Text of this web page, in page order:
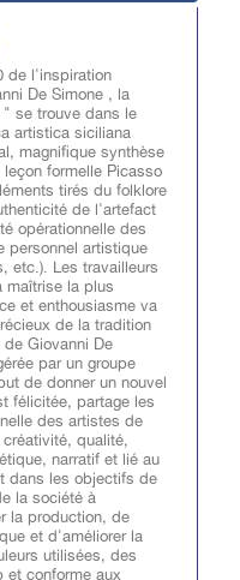
de l'inspiration
De Simone , la
" se trouve dans le
artistica siciliana
magnifique synthèse
formelle Picasso
tirés du folklore
de l'artefact
opérationnelle des
personnel artistique
etc.). Les travailleurs
maîtrise la plus
et enthousiasme va
de la tradition
Giovanni De
par un groupe
de donner un nouvel
félicitée, partage les
des artistes de
qualité,
narratif et lié au
dans les objectifs de
la société à
la production, de
et d'améliorer la
utilisées, des
et conforme aux